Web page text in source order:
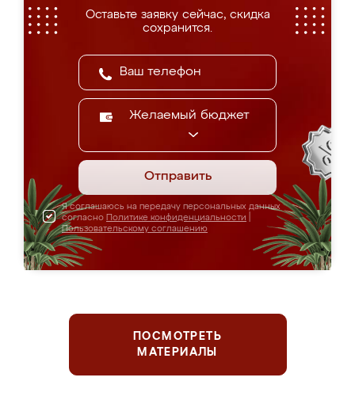
Оставьте заявку сейчас, скидка
сохранится.
Желаемый бюджет
Отправить
Я соглашаюсь на передачу персональных данных
согласно Политике конфиденциальности
Пользовательскому соглашению
ПОСМОТРЕТЬ
МАТЕРИАЛЫ